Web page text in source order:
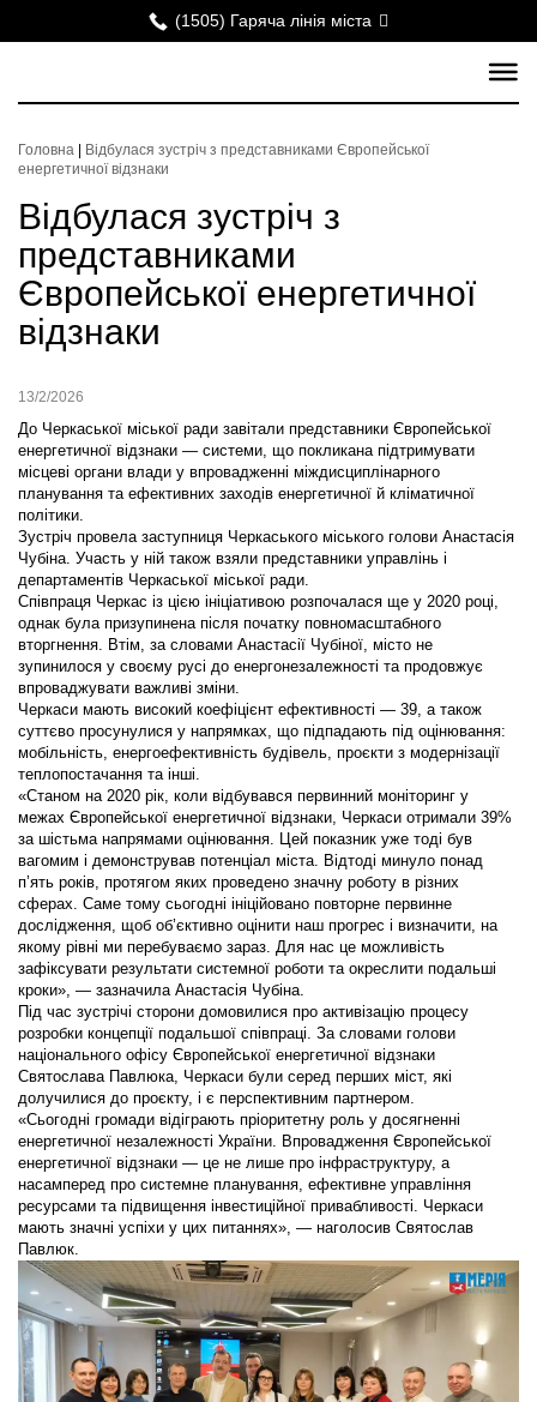
(1505) Гаряча лінія міста
Головна
Відбулася зустріч з представниками Європейської
енергетичної відзнаки
Відбулася зустріч з
представниками
Європейської енергетичної
відзнаки
13/2/2026
До Черкаської міської ради завітали представники Європейської
енергетичної відзнаки — системи, що покликана підтримувати
місцеві органи влади у впровадженні міждисциплінарного
планування та ефективних заходів енергетичної й кліматичної
політики.
Зустріч провела заступниця Черкаського міського голови Анастасія
Чубіна. Участь у ній також взяли представники управлінь і
департаментів Черкаської міської ради.
Співпраця Черкас із цією ініціативою розпочалася ще у 2020 році,
однак була призупинена після початку повномасштабного
вторгнення. Втім, за словами Анастасії Чубіної, місто не
зупинилося у своєму русі до енергонезалежності та продовжує
впроваджувати важливі зміни.
Черкаси мають високий коефіцієнт ефективності — 39, а також
суттєво просунулися у напрямках, що підпадають під оцінювання:
мобільність, енергоефективність будівель, проєкти з модернізації
теплопостачання та інші.
«Станом на 2020 рік, коли відбувався первинний моніторинг у
межах Європейської енергетичної відзнаки, Черкаси отримали 39%
за шістьма напрямами оцінювання. Цей показник уже тоді був
вагомим і демонстрував потенціал міста. Відтоді минуло понад
п’ять років, протягом яких проведено значну роботу в різних
сферах. Саме тому сьогодні ініційовано повторне первинне
дослідження, щоб об’єктивно оцінити наш прогрес і визначити, на
якому рівні ми перебуваємо зараз. Для нас це можливість
зафіксувати результати системної роботи та окреслити подальші
кроки», — зазначила Анастасія Чубіна.
Під час зустрічі сторони домовилися про активізацію процесу
розробки концепції подальшої співпраці. За словами голови
національного офісу Європейської енергетичної відзнаки
Святослава Павлюка, Черкаси були серед перших міст, які
долучилися до проєкту, і є перспективним партнером.
«Сьогодні громади відіграють пріоритетну роль у досягненні
енергетичної незалежності України. Впровадження Європейської
енергетичної відзнаки — це не лише про інфраструктуру, а
насамперед про системне планування, ефективне управління
ресурсами та підвищення інвестиційної привабливості. Черкаси
мають значні успіхи у цих питаннях», — наголосив Святослав
Павлюк.